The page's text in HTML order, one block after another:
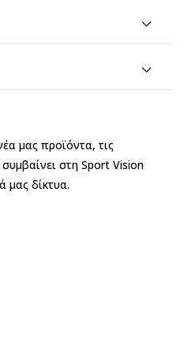
μας προϊόντα, τις
στη Sport Vision
μας δίκτυα.